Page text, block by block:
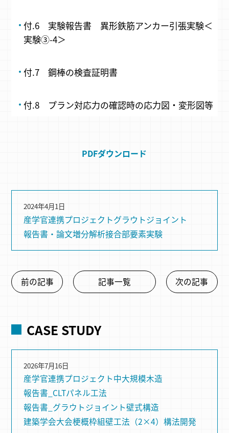
付.6 実験報告書 異形鉄筋アンカー引張実験＜
実験③-4＞
付.7 鋼棒の検査証明書
付.8 プラン対応力の確認時の応力図・変形図等
PDFダウンロード
産学官連携プロジェクトグラウトジョイント
報告書・論文増分解析接合部要素実験
2024年4月1日
前の記事 記事一覧 次の記事
CASE STUDY
産学官連携プロジェクト中大規模木造
報告書_CLTパネル工法
報告書_グラウトジョイント壁式構造
建築学会大会梗概枠組壁⼯法（2×4） 構法開発
2026年7月16日